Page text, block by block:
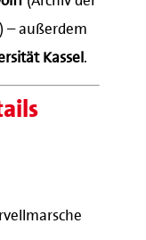
– außerdem
Kassel